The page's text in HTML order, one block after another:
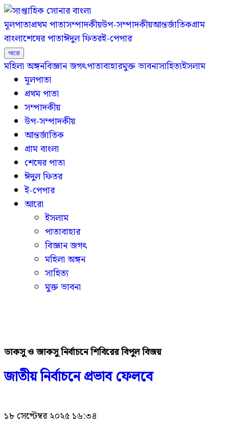
মূলপাতাপ্রথম পাতাসম্পাদকীয়উপ-সম্পাদকীয়আন্তর্জাতিকগ্রাম
বাংলাশেষের পাতাঈদুল ফিতরই-পেপার
আরো
মহিলা অঙ্গনবিজ্ঞান জগৎপাতাবাহারমুক্ত ভাবনাসাহিত্যইসলাম
মূলপাতা
প্রথম পাতা
সম্পাদকীয়
উপ-সম্পাদকীয়
আন্তর্জাতিক
গ্রাম বাংলা
শেষের পাতা
ঈদুল ফিতর
ই-পেপার
আরো
ইসলাম
পাতাবাহার
বিজ্ঞান জগৎ
মহিলা অঙ্গন
সাহিত্য
মুক্ত ভাবনা
ডাকসু ও জাকসু নির্বাচনে শিবিরের বিপুল বিজয়
জাতীয় নির্বাচনে প্রভাব ফেলবে
১৮ সেপ্টেম্বর ২০২৫ ১৬:৩৪